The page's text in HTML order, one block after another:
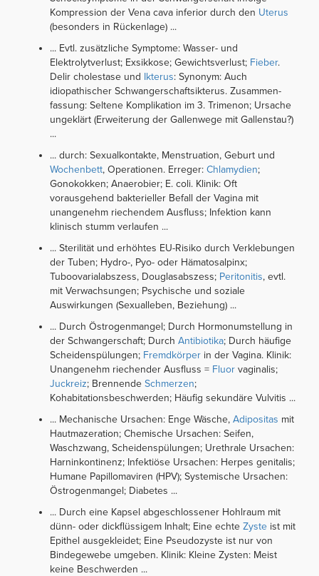
Kompression der Vena cava inferior durch den Uterus
(besonders in Rückenlage) ...
... Evtl. zusätzliche Symptome: Wasser- und
Elektrolytverlust; Exsikkose; Gewichtsverlust; Fieber.
Delir cholestase und Ikterus: Synonym: Auch
idiopathischer Schwangerschaftsikterus. Zusammen­
fassung: Seltene Komplikation im 3. Trimenon; Ursache
ungeklärt (Erweiterung der Gallenwege mit Gallenstau?)
...
... durch: Sexualkontakte, Menstruation, Geburt und
Wochenbett, Operationen. Erreger: Chlamydien;
Gonokokken; Anaerobier; E. coli. Klinik: Oft
vorausgehend bakterieller Befall der Vagina mit
unangenehm riechendem Ausfluss; Infektion kann
klinisch stumm verlaufen ...
... Sterilität und erhöhtes EU-Risiko durch Verklebungen
der Tuben; Hydro-, Pyo- oder Hämatosalpinx;
Tuboovarialabszess, Douglasabszess; Peritonitis, evtl.
mit Verwachsungen; Psychische und soziale
Auswirkungen (Sexualleben, Beziehung) ...
... Durch Östrogenmangel; Durch Hormonumstellung in
der Schwangerschaft; Durch Antibiotika; Durch häufige
Scheidenspülungen; Fremdkörper in der Vagina. Klinik:
Unangenehm riechender Ausfluss = Fluor vaginalis;
Juckreiz; Brennende Schmerzen;
Kohabitationsbeschwerden; Häufig sekundäre Vulvitis ...
... Mechanische Ursachen: Enge Wäsche, Adipositas mit
Hautmazeration; Chemische Ursachen: Seifen,
Waschzwang, Scheidenspülungen; Urethrale Ursachen:
Harninkontinenz; Infektiöse Ursachen: Herpes genitalis;
Humane Papillomaviren (HPV); Systemische Ursachen:
Östrogenmangel; Diabetes ...
... Durch eine Kapsel abgeschlossener Hohlraum mit
dünn- oder dickflüssigem Inhalt; Eine echte Zyste ist mit
Epithel ausgekleidet; Eine Pseudozyste ist nur von
Bindegewebe umgeben. Klinik: Kleine Zysten: Meist
keine Beschwerden ...